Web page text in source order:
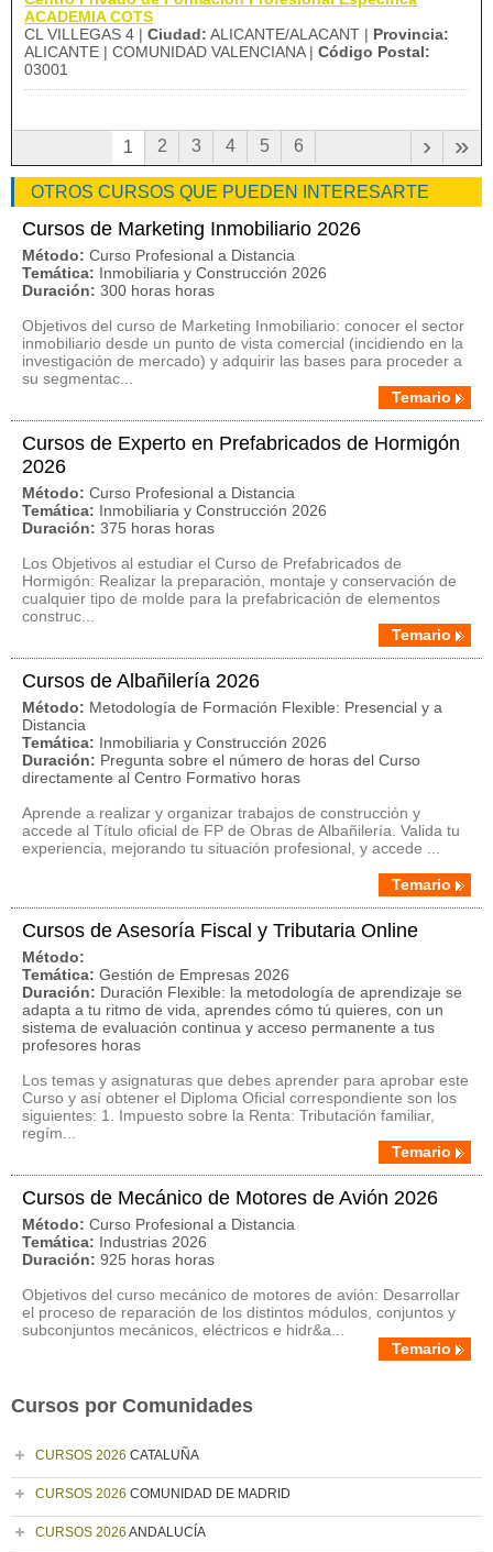
ACADEMIA COTS
CL VILLEGAS 4 | Ciudad: ALICANTE/ALACANT | Provincia:
ALICANTE | COMUNIDAD VALENCIANA | Código Postal:
03001
1 2 3 4 5 6 »
›
OTROS CURSOS QUE PUEDEN INTERESARTE
Cursos de Marketing Inmobiliario 2026
Método: Curso Profesional a Distancia
Temática: Inmobiliaria y Construcción 2026
Duración: 300 horas horas
Objetivos del curso de Marketing Inmobiliario: conocer el sector
inmobiliario desde un punto de vista comercial (incidiendo en la
investigación de mercado) y adquirir las bases para proceder a
su segmentac...
Temario
Cursos de Experto en Prefabricados de Hormigón
2026
Método: Curso Profesional a Distancia
Temática: Inmobiliaria y Construcción 2026
Duración: 375 horas horas
Los Objetivos al estudiar el Curso de Prefabricados de
Hormigón: Realizar la preparación, montaje y conservación de
cualquier tipo de molde para la prefabricación de elementos
construc...
Temario
Cursos de Albañilería 2026
Método: Metodología de Formación Flexible: Presencial y a
Distancia
Temática: Inmobiliaria y Construcción 2026
Duración: Pregunta sobre el número de horas del Curso
directamente al Centro Formativo horas
Aprende a realizar y organizar trabajos de construcción y
accede al Título oficial de FP de Obras de Albañilería. Valida tu
experiencia, mejorando tu situación profesional, y accede ...
Temario
Cursos de Asesoría Fiscal y Tributaria Online
Método:
Temática: Gestión de Empresas 2026
Duración: Duración Flexible: la metodología de aprendizaje se
adapta a tu ritmo de vida, aprendes cómo tú quieres, con un
sistema de evaluación continua y acceso permanente a tus
profesores horas
Los temas y asignaturas que debes aprender para aprobar este
Curso y así obtener el Diploma Oficial correspondiente son los
siguientes: 1. Impuesto sobre la Renta: Tributación familiar,
regím...
Temario
Cursos de Mecánico de Motores de Avión 2026
Método: Curso Profesional a Distancia
Temática: Industrias 2026
Duración: 925 horas horas
Objetivos del curso mecánico de motores de avión: Desarrollar
el proceso de reparación de los distintos módulos, conjuntos y
subconjuntos mecánicos, eléctricos e hidr&a...
Temario
Cursos por Comunidades
CURSOS 2026 CATALUÑA
CURSOS 2026 COMUNIDAD DE MADRID
CURSOS 2026 ANDALUCÍA